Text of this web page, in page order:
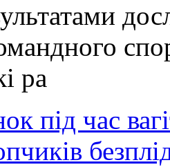
ра
під час